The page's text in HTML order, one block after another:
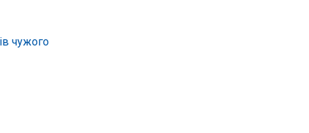
чужого